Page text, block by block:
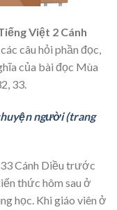
Việt 2 Cánh
câu hỏi phần đọc,
của bài đọc Mùa
33.
người (trang
Cánh Diều trước
thức hôm sau ở
học. Khi giáo viên ở